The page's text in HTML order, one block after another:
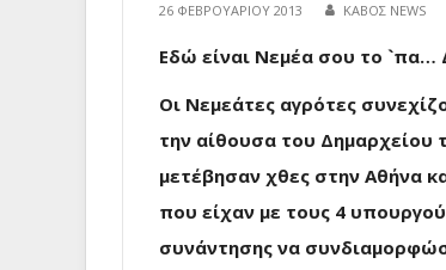
26 ΦΕΒΡΟΥΑΡΊΟΥ 2013 ΚΑΒΟΣ NEWS
Εδώ είναι Νεμέα σου το `πα…
Oι Νεμεάτες αγρότες
την αίθουσα του Δημαρχείου
μετέβησαν χθες στην Αθήνα
που είχαν με τους 4
συνάντησης να